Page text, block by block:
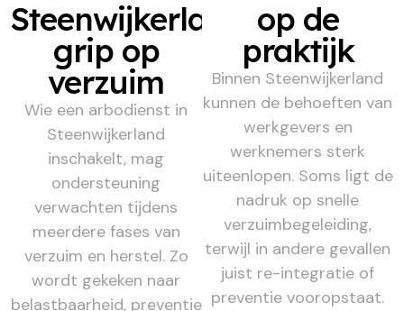
Steenwijkerland,
grip op
verzuim
Wie een arbodienst in
Steenwijkerland
inschakelt, mag
ondersteuning
verwachten tijdens
meerdere fases van
verzuim en herstel. Zo
wordt gekeken naar
belastbaarheid, preventie
op de
praktijk
Binnen Steenwijkerland
kunnen de behoeften van
werkgevers en
werknemers sterk
uiteenlopen. Soms ligt de
nadruk op snelle
verzuimbegeleiding,
terwijl in andere gevallen
juist re-integratie of
preventie vooropstaat.